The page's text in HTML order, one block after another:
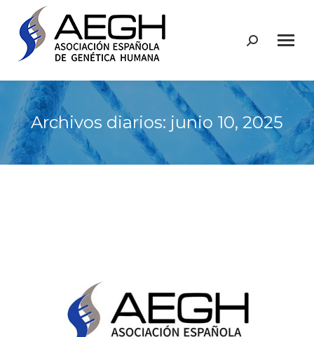
Buscar:
Archivos diarios: junio 10, 2025